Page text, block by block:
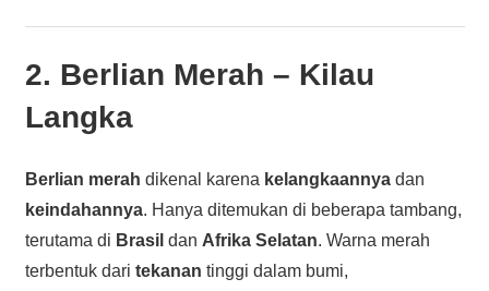
2. Berlian Merah – Kilau
Langka
Berlian merah dikenal karena kelangkaannyadan
keindahannya. Hanya ditemukan di beberapa tambang,
terutama di Brasil dan Afrika Selatan. Warna merah
terbentuk dari tekanan tinggi dalam bumi,